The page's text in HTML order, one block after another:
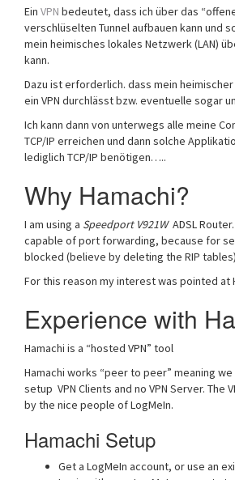
Ein VPN bedeutet, dass ich über das
verschlüselten Tunnel aufbauen kann und
mein heimisches lokales Netzwerk (LAN)
kann.
Dazu ist erforderlich. dass mein
ein VPN durchlässt bzw. eventuelle sogar
Ich kann dann von unterwegs alle meine
TCP/IP erreichen und dann solche
lediglich TCP/IP benötigen…..
Why Hamachi?
I am using a Speedport V921WADSL
capable of port forwarding, because for
blocked (believe by deleting the RIP
For this reason my interest was pointed at
Experience with
Hamachi is a “hosted VPN” tool
Hamachi works “peer to peer” meaning
setup VPN Clients and no VPN Server. The
by the nice people of LogMeIn.
Hamachi Setup
Get a LogMeIn account, or use an